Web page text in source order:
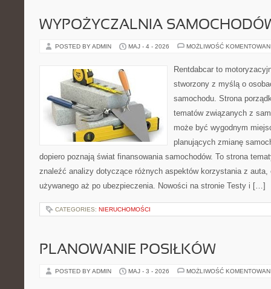
WYPOŻYCZALNIA
POSTED BY ADMIN MAJ - 4 - 2026 MOŻLIWOŚĆ
Rentdabcar to
stworzony z myślą o
samochodu. Strona
tematów związanych z
może być wygodnym
planujących zmianę
dopiero poznają świat finansowania samochodów. To strona
znaleźć analizy dotyczące różnych aspektów korzystania z auta,
używanego aż po ubezpieczenia. Nowości na stronie Testy i […]
CATEGORIES: NIERUCHOMOŚCI
PLANOWANIE POSIŁKÓW
POSTED BY ADMIN MAJ - 3 - 2026 MOŻLIWOŚĆ